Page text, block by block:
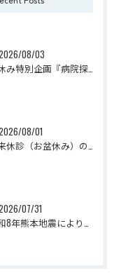
08/03
夏休み特別企画『病院探検隊2026』を開催しました！
08/01
外来休診（お盆休み）のお知らせ
07/31
令和8年熊本地震により被災された皆さまへ